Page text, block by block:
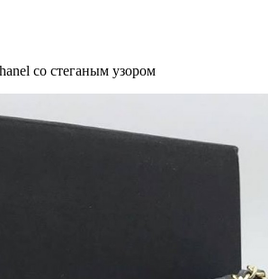
со стеганым узором